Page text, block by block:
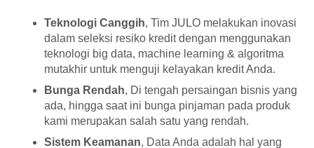
Teknologi Canggih, Tim JULO melakukan inovasi
dalam seleksi resiko kredit dengan menggunakan
teknologi big data, machine learning & algoritma
mutakhir untuk menguji kelayakan kredit Anda.
Bunga Rendah, Di tengah persaingan bisnis yang
ada, hingga saat ini bunga pinjaman pada produk
kami merupakan salah satu yang rendah.
Sistem Keamanan, Data Anda adalah hal yang